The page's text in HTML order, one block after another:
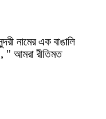
নামের এক বাঙালি
, " আমরা রীতিমত